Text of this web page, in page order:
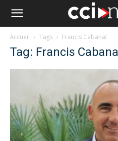
Accueil Tags Francis Cabanat
Tag: Francis